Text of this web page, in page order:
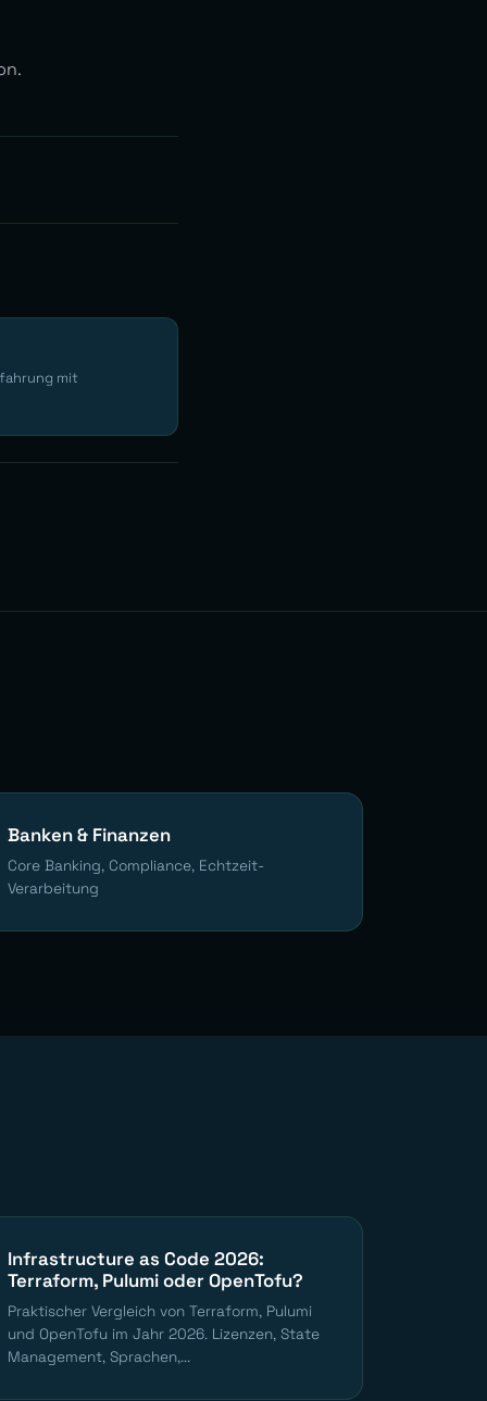
mit
Banken & Finanzen
Core Banking, Compliance, Echtzeit-
Verarbeitung
Infrastructure as Code 2026:
Terraform, Pulumi oder OpenTofu?
Praktischer Vergleich von Terraform, Pulumi
und OpenTofu im Jahr 2026. Lizenzen, State
Management, Sprachen,...